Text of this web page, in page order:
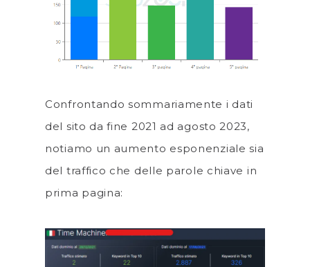
Confrontando sommariamente i dati
del sito da fine 2021 ad agosto 2023,
notiamo un aumento esponenziale sia
del traffico che delle parole chiave in
prima pagina: